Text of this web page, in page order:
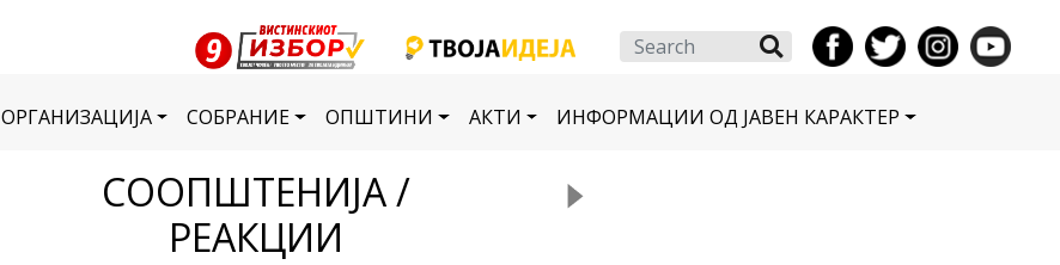
Search
ОРГАНИЗАЦИЈА СОБРАНИЕ ОПШТИНИ АКТИ ИНФОРМАЦИИ ОД ЈАВЕН КАРАКТЕР
СООПШТЕНИЈА /
РЕАКЦИИ